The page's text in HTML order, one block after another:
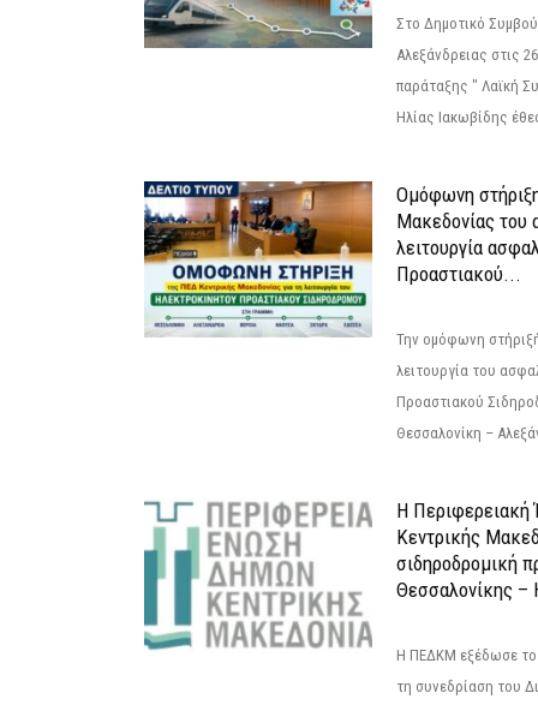
Στο Δημοτικό
Αλεξάνδρειας στις
παράταξης " Λαϊκή
Ηλίας Ιακωβίδης
Ομόφωνη
Μακεδονίας του
λειτουργία
Προαστιακού...
Την ομόφωνη
λειτουργία του
Προαστιακού
Θεσσαλονίκη –
Η
Κεντρικής
σιδηροδρομική
Θεσσαλονίκης –
Η ΠΕΔΚΜ εξέδωσε το
τη συνεδρίαση του